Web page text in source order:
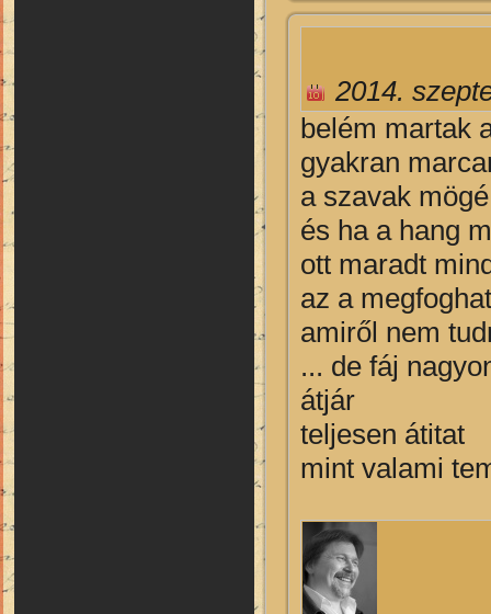
2014.
belém martak
gyakran
a szavak
és ha a hang
ott maradt
az a
amiről nem
... de fáj
átjár
teljesen átitat
mint valami